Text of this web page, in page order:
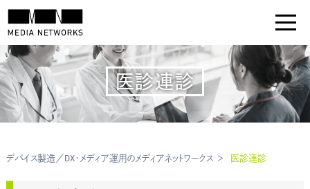
医診連診
デバイス製造／DX・メディア運用のメディアネットワークス 医診連診